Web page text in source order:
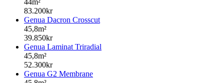
44m²
83.200kr
Genua Dacron Crosscut
45,8m²
39.850kr
Genua Laminat Triradial
45,8m²
52.300kr
Genua G2 Membrane